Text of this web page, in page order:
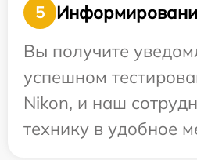
5
Вы получите
успешном
Nikon, и наш
технику в удобное